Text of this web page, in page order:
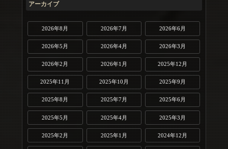
アーカイブ
2026年8月 2026年7月 2026年6月
2026年5月 2026年4月 2026年3月
2026年2月 2026年1月 2025年12月
2025年11月 2025年10月 2025年9月
2025年8月 2025年7月 2025年6月
2025年5月 2025年4月 2025年3月
2025年2月 2025年1月 2024年12月